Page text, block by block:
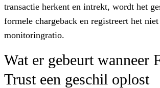
transactie herkent en intrekt, wordt het
formele chargeback en registreert het
monitoringratio.
Wat er gebeurt wanneer
Trust een geschil oplost